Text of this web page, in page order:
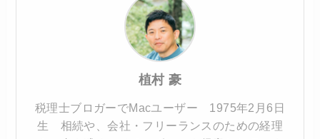
植村 豪
税理士ブロガーでMacユーザー 1975年2月6日
生 相続や、会社・フリーランスのための経理